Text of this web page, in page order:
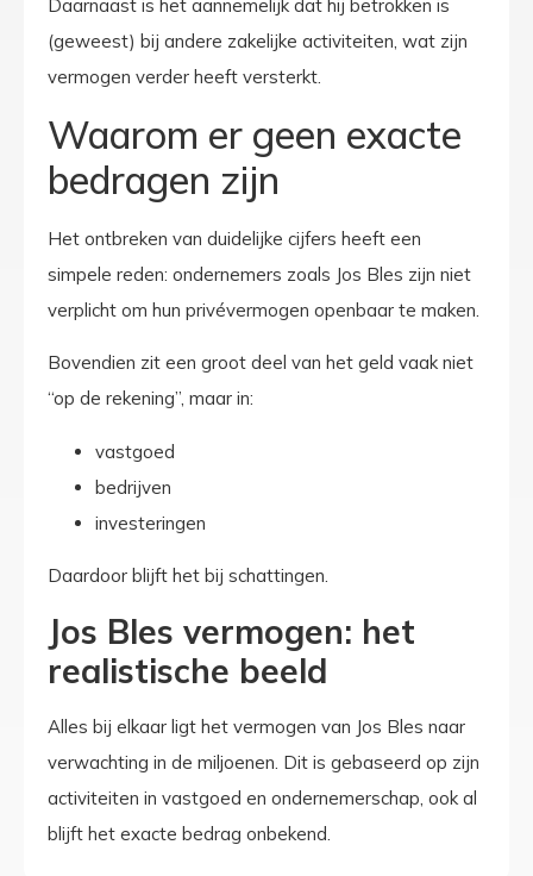
Daarnaast is het aannemelijk dat hij betrokken is
(geweest) bij andere zakelijke activiteiten, wat zijn
vermogen verder heeft versterkt.
Waarom er geen exacte
bedragen zijn
Het ontbreken van duidelijke cijfers heeft een
simpele reden: ondernemers zoals Jos Bles zijn niet
verplicht om hun privévermogen openbaar te maken.
Bovendien zit een groot deel van het geld vaak niet
“op de rekening”, maar in:
vastgoed
bedrijven
investeringen
Daardoor blijft het bij schattingen.
Jos Bles vermogen: het
realistische beeld
Alles bij elkaar ligt het vermogen van Jos Bles naar
verwachting in de miljoenen. Dit is gebaseerd op zijn
activiteiten in vastgoed en ondernemerschap, ook al
blijft het exacte bedrag onbekend.